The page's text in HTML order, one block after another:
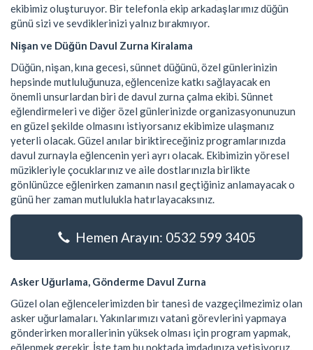
ekibimiz oluşturuyor. Bir telefonla ekip arkadaşlarımız düğün
günü sizi ve sevdiklerinizi yalnız bırakmıyor.
Nişan ve Düğün Davul Zurna Kiralama
Düğün, nişan, kına gecesi, sünnet düğünü, özel günlerinizin
hepsinde mutluluğunuza, eğlencenize katkı sağlayacak en
önemli unsurlardan biri de davul zurna çalma ekibi. Sünnet
eğlendirmeleri ve diğer özel günlerinizde organizasyonunuzun
en güzel şekilde olmasını istiyorsanız ekibimize ulaşmanız
yeterli olacak. Güzel anılar biriktireceğiniz programlarınızda
davul zurnayla eğlencenin yeri ayrı olacak. Ekibimizin yöresel
müzikleriyle çocuklarınız ve aile dostlarınızla birlikte
gönlünüzce eğlenirken zamanın nasıl geçtiğiniz anlamayacak o
günü her zaman mutlulukla hatırlayacaksınız.
Hemen Arayın: 0532 599 3405
Asker Uğurlama, Gönderme Davul Zurna
Güzel olan eğlencelerimizden bir tanesi de vazgeçilmezimiz olan
asker uğurlamaları. Yakınlarımızı vatani görevlerini yapmaya
gönderirken morallerinin yüksek olması için program yapmak,
eğlenmek gerekir. İşte tam bu noktada imdadınıza yetişiyoruz.